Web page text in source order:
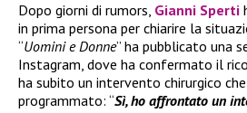
Dopo giorni di rumors, Gianni Sperti
in prima persona per chiarire la
“Uomini e Donne” ha pubblicato una
Instagram, dove ha confermato il
ha subito un intervento chirurgico
programmato: “Sì, ho affrontato un